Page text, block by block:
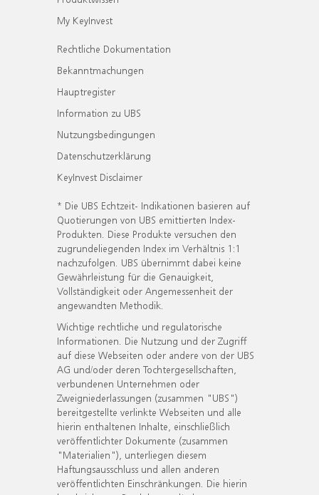
My KeyInvest
Rechtliche Dokumentation
Bekanntmachungen
Hauptregister
Information zu UBS
Nutzungsbedingungen
Datenschutzerklärung
KeyInvest Disclaimer
* Die UBS Echtzeit- Indikationen basieren auf
Quotierungen von UBS emittierten Index-
Produkten. Diese Produkte versuchen den
zugrundeliegenden Index im Verhältnis 1:1
nachzufolgen. UBS übernimmt dabei keine
Gewährleistung für die Genauigkeit,
Vollständigkeit oder Angemessenheit der
angewandten Methodik.
Wichtige rechtliche und regulatorische
Informationen. Die Nutzung und der Zugriff
auf diese Webseiten oder andere von der UBS
AG und/oder deren Tochtergesellschaften,
verbundenen Unternehmen oder
Zweigniederlassungen (zusammen "UBS")
bereitgestellte verlinkte Webseiten und alle
hierin enthaltenen Inhalte, einschließlich
veröffentlichter Dokumente (zusammen
"Materialien"), unterliegen diesem
Haftungsausschluss und allen anderen
veröffentlichten Einschränkungen. Die hierin